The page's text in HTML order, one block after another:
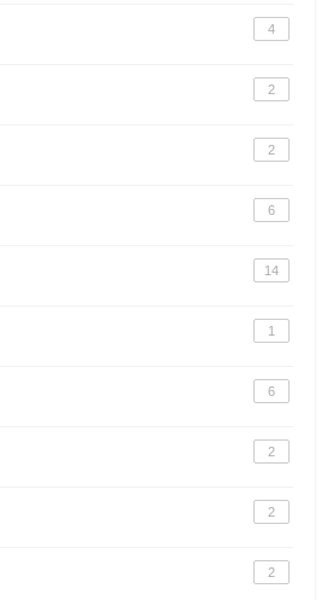
4
2
2
6
14
1
6
2
2
2